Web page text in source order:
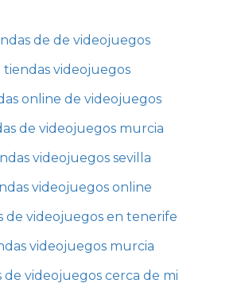
de de videojuegos
tiendas videojuegos
online de videojuegos
de videojuegos murcia
videojuegos sevilla
videojuegos online
de videojuegos en tenerife
videojuegos murcia
de videojuegos cerca de mi